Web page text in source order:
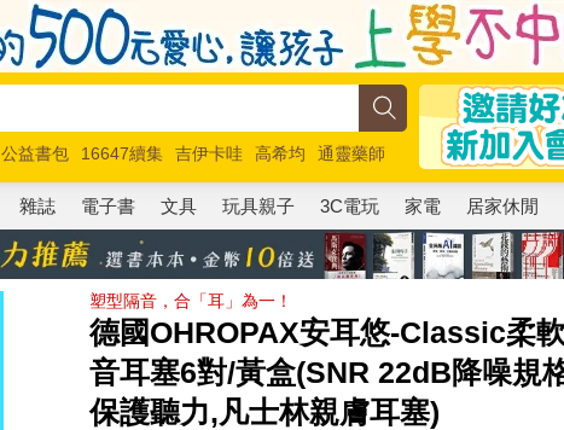
公益書包 16647續集 吉伊卡哇 高希均
通靈藥師
馬斯克 玩具總動員5 超慢跑
雜誌 電子書 文具 玩具親子 3C電玩 家電 居家休閒
塑型隔音，合「耳」為一！
德國OHROPAX安耳悠-Classic柔
音耳塞6對/黃盒(SNR 22dB降噪規
保護聽力,凡士林親膚耳塞)